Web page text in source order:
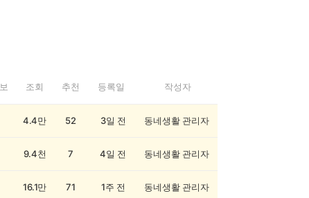
조회 추천 등록일 작성자
4.4만 52 3일 전 동네생활 관리자
9.4천 7 4일 전 동네생활 관리자
16.1만 71 1주 전 동네생활 관리자